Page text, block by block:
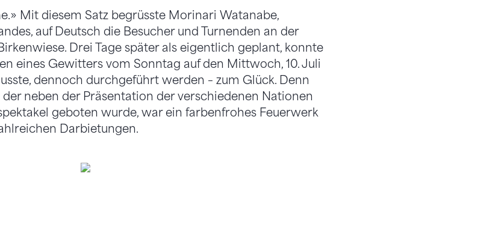
Mit diesem Satz begrüsste Morinari Watanabe,
auf Deutsch die Besucher und Turnenden an der
Drei Tage später als eigentlich geplant, konnte
eines Gewitters vom Sonntag auf den Mittwoch, 10. Juli
dennoch durchgeführt werden – zum Glück. Denn
neben der Präsentation der verschiedenen Nationen
geboten wurde, war ein farbenfrohes Feuerwerk
Darbietungen.